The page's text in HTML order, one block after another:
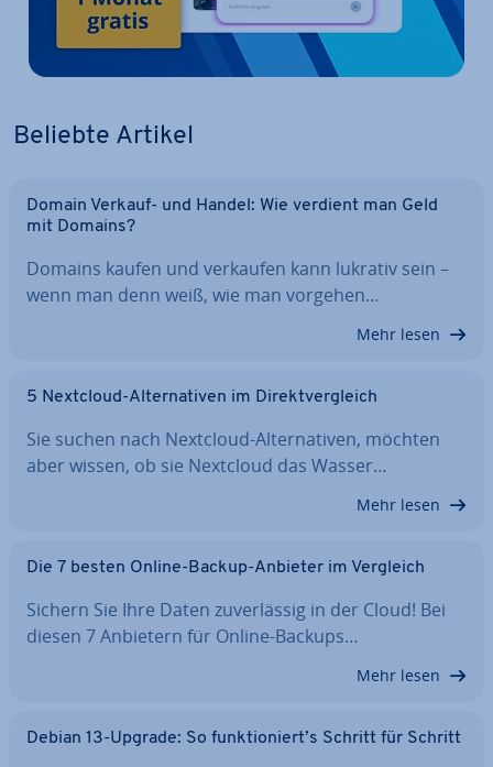
Beliebte Artikel
Domain Verkauf- und Handel: Wie verdient man Geld
mit Domains?
Domains kaufen und verkaufen kann lukrativ sein –
wenn man denn weiß, wie man vorgehen…
Mehr lesen
5 Nextcloud-Al­ter­na­ti­ven im Di­rekt­ver­gleich
Sie suchen nach Nextcloud-Al­ter­na­ti­ven, möchten
aber wissen, ob sie Nextcloud das Wasser…
Mehr lesen
Die 7 besten Online-Backup-Anbieter im Vergleich
Sichern Sie Ihre Daten zu­ver­läs­sig in der Cloud! Bei
diesen 7 Anbietern für Online-Backups…
Mehr lesen
Debian 13-Upgrade: So funk­tio­niert’s Schritt für Schritt